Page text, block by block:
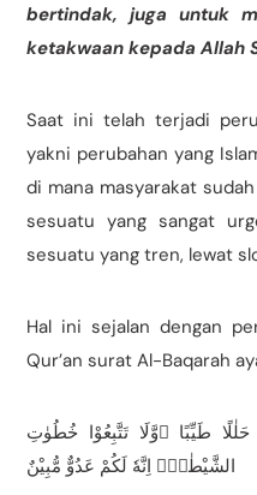
bertindak, juga untuk
ketakwaan kepada Allah
Saat ini telah terjadi
yakni perubahan yang
di mana masyarakat
sesuatu yang sangat
sesuatu yang tren, lewat
Hal ini sejalan dengan
Qur’an surat Al-Baqarah
طَيِّبًا ۖوَّلَا تَتَّبِعُوْا خُطُوٰتِ
الشَّيْطٰنِۗ اِنَّهٗ لَكُمْ عَدُوٌّ مُّبِيْنٌ